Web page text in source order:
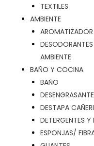
TEXTILES
AMBIENTE
AROMATIZADOR
AMBIENTE
BAÑO Y COCINA
BAÑO
DESTAPA
DETERGENTES Y
ESPONJAS/